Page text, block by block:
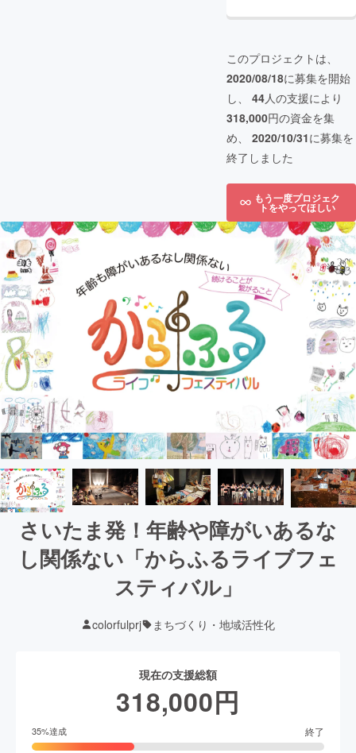
このプロジェクトは、
2020/08/18に募集を開始
し、 44人の支援により
318,000円の資金を集
め、 2020/10/31に募集を
終了しました
もう一度プロジェク
トをやってほしい
さいたま発！年齢や障がいあるな
し関係ない「からふるライブフェ
スティバル」
colorfulprj まちづくり・地域活性化
現在の支援総額
318,000円
35%達成 終了